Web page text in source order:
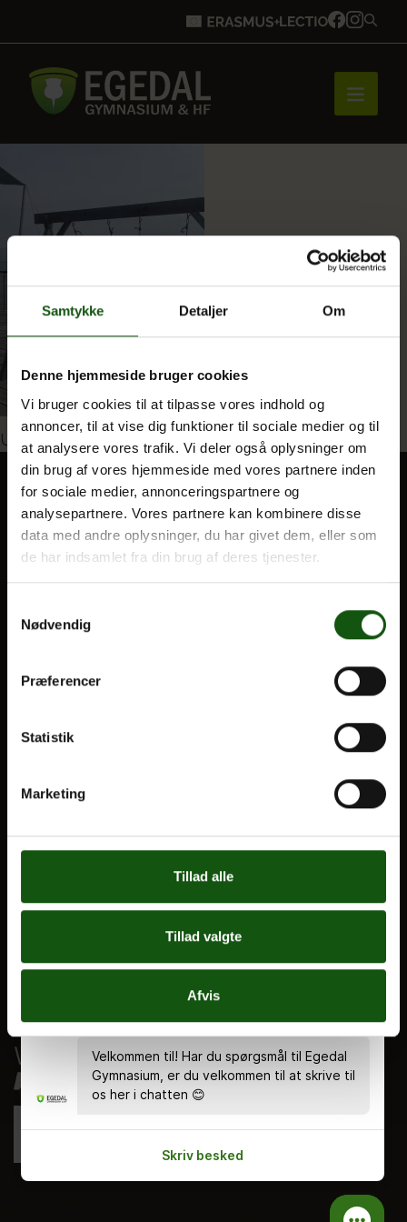
Samtykke Detaljer Om
Denne hjemmeside bruger cookies
Vi bruger cookies til at tilpasse vores indhold og
annoncer, til at vise dig funktioner til sociale medier og til
at analysere vores trafik. Vi deler også oplysninger om
din brug af vores hjemmeside med vores partnere inden
for sociale medier, annonceringspartnere og
analysepartnere. Vores partnere kan kombinere disse
data med andre oplysninger, du har givet dem, eller som
de har indsamlet fra din brug af deres tjenester.
Nødvendig
Præferencer
Statistik
Marketing
Tillad alle
Tillad valgte
Afvis
Forside
Vores uddannelser
Om E.G.
Indlægsnavigation
Udgivet i 1g på Folkemødet
BLIV ELEV
Optagelse
Til forældre
VORES UDDANNELSER
HF
Kontakt
Tal og Oplysninger
Tilgængelighedserklæring
Velkommen til! Har du spørgsmål til Egedal
Gymnasium, er du velkommen til at skrive til
os her i chatten 😊
Skriv besked